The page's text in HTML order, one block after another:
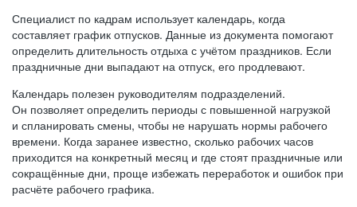
Специалист по кадрам использует календарь, когда
составляет график отпусков. Данные из документа помогают
определить длительность отдыха с учётом праздников. Если
праздничные дни выпадают на отпуск, его продлевают.
Календарь полезен руководителям подразделений.
Он позволяет определить периоды с повышенной нагрузкой
и спланировать смены, чтобы не нарушать нормы рабочего
времени. Когда заранее известно, сколько рабочих часов
приходится на конкретный месяц и где стоят праздничные или
сокращённые дни, проще избежать переработок и ошибок при
расчёте рабочего графика.